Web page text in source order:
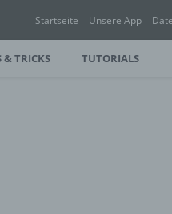
Startseite Unsere App
& TRICKS TUTORIALS